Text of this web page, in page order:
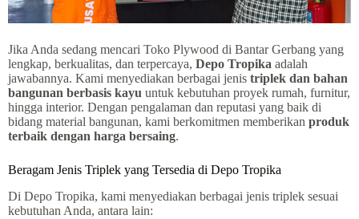
Jika Anda sedang mencari Toko Plywood di Bantar Gerbang yang
lengkap, berkualitas, dan terpercaya, Depo Tropika adalah
jawabannya. Kami menyediakan berbagai jenis triplek dan bahan
bangunan berbasis kayu untuk kebutuhan proyek rumah, furnitur,
hingga interior. Dengan pengalaman dan reputasi yang baik di
bidang material bangunan, kami berkomitmen memberikan produk
terbaik dengan harga bersaing.
Beragam Jenis Triplek yang Tersedia di Depo Tropika
Di Depo Tropika, kami menyediakan berbagai jenis triplek sesuai
kebutuhan Anda, antara lain: